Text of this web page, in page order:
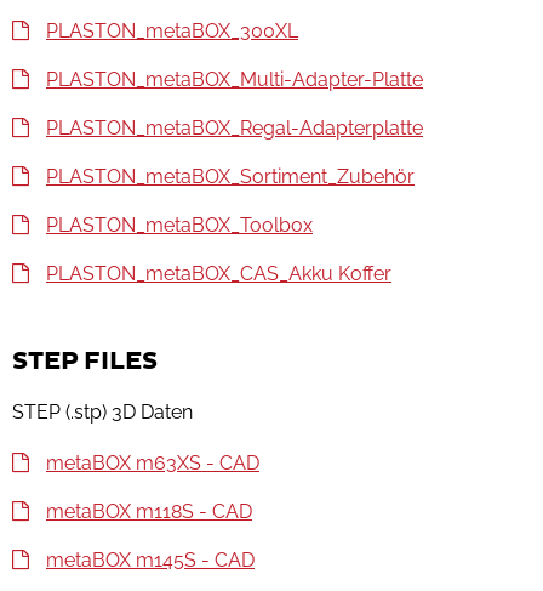
PLASTON_metaBOX_300XL
PLASTON_metaBOX_Multi-Adapter-Platte
PLASTON_metaBOX_Regal-Adapterplatte
PLASTON_metaBOX_Sortiment_Zubehör
PLASTON_metaBOX_Toolbox
PLASTON_metaBOX_CAS_Akku Koffer
STEP FILES
STEP (.stp) 3D Daten
metaBOX m63XS - CAD
metaBOX m118S - CAD
metaBOX m145S - CAD